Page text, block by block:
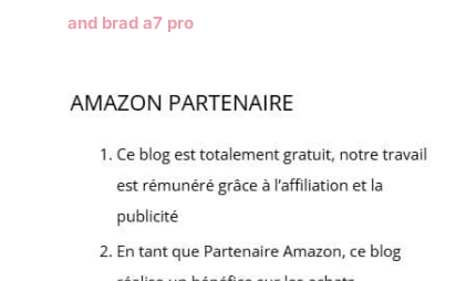
and brad a7 pro